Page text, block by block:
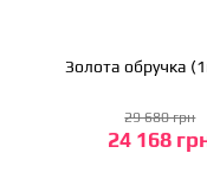
24 168
29 680 грн
До кошика